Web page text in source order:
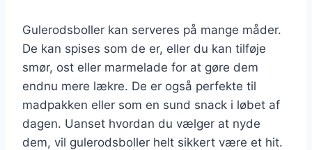
Gulerodsboller kan serveres på mange måder.
De kan spises som de er, eller du kan tilføje
smør, ost eller marmelade for at gøre dem
endnu mere lækre. De er også perfekte til
madpakken eller som en sund snack i løbet af
dagen. Uanset hvordan du vælger at nyde
dem, vil gulerodsboller helt sikkert være et hit.